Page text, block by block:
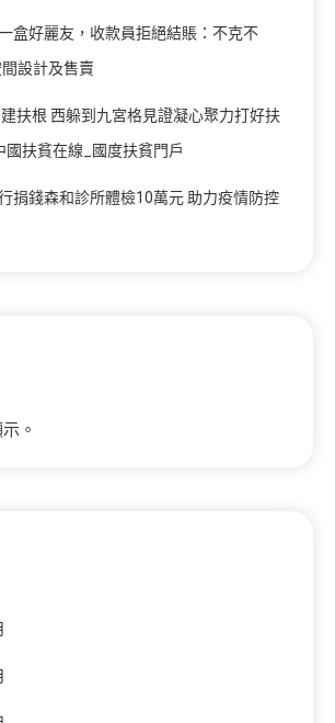
盒好麗友，收款員拒絕結賬：不克不
設計及售賣
扶根 西躲到九宮格見證凝心聚力打好扶
國扶貧在線_國度扶貧門戶
捐錢森和診所體檢10萬元 助力疫情防控
。